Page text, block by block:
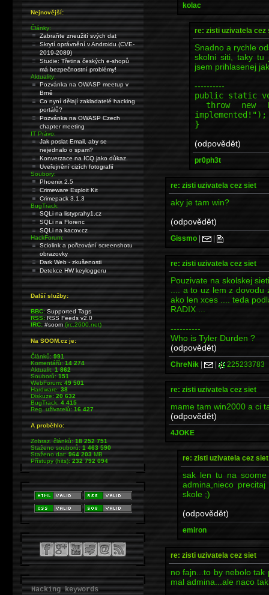
kolac
re: zisti uzivatela cez
Snadno a rychle
skolni siti, taky tu
jsem prihlasenej
----------
public static
throw new
implemented!");
}
(odpovědět)
pr0ph3t
re: zisti uzivatela cez siet
aky je tam win?
(odpovědět)
Gissmo | |
re: zisti uzivatela cez siet
Pouzivate na skolskej
.... a to uz lem z
ako len xces .... teda
RADIX ...
----------
Who is Tyler Durden ?
(odpovědět)
ChreNik | | 225233783
re: zisti uzivatela cez siet
mame tam win2000 a ci
(odpovědět)
4JOKE
re: zisti uzivatela cez siet
sak len tu na
admina,nieco
skole ;)
(odpovědět)
emiron
re: zisti uzivatela cez siet
no fajn...to by nebolo
mal admina...ale naco
Nejnovější:
Články:
Zabraňte zneužití svých dat
Skrytí oprávnění v Androidu (CVE-
2019-2089)
Studie: Třetina českých e-shopů
má bezpečnostní problémy!
Aktuality:
Pozvánka na OWASP meetup v
Brně
Co nyní dělají zakladatelé hacking
portálů?
Pozvánka na OWASP Czech
chapter meeting
IT Právo:
Jak poslat Email, aby se
nejednalo o spam?
Konverzace na ICQ jako důkaz.
Uveřejnění cizích fotografií
Soubory:
Phoenix 2.5
Crimeware Exploit Kit
Crimepack 3.1.3
BugTrack:
SQLi na listyprahy1.cz
SQLi na Florenc
SQLi na kacov.cz
HackForum:
Sciolink a pořizování screenshotu
obrazovky
Dark Web - zkušenosti
Detekce HW keyloggeru
Další služby:
BBC: Supported Tags
RSS: RSS Feeds v2.0
IRC: #soom(irc.2600.net)
Na SOOM.cz je:
Článků:991
Komentářů:14 274
Aktualit:1 862
Souborů:151
WebForum:49 501
Hardware:38
Diskuze:20 632
BugTrack:4 415
Reg. uživatelů:16 427
A proběhlo:
Zobraz. článků:18 252 751
Staženo souborů:1 463 590
Staženo dat:964 203MB
Přístupy (hits):232 792 094
Hacking keywords